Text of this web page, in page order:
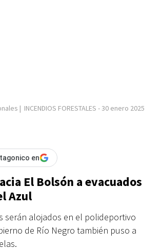
| INCENDIOS FORESTALES -30 enero 2025
en
El Bolsón a evacuados
Azul
serán alojados en el polideportivo
de Río Negro también puso a